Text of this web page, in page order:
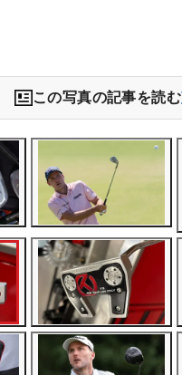
この写真の記事を読む